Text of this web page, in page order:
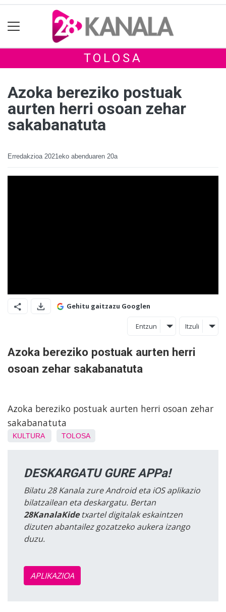
TOLOSA
Azoka bereziko postuak
aurten herri osoan zehar
sakabanatuta
Erredakzioa 2021eko abenduaren 20a
Gehitu gaitzazu Googlen
Entzun Itzuli
Azoka bereziko postuak aurten herri
osoan zehar sakabanatuta
Azoka bereziko postuak aurten herri osoan zehar
sakabanatuta
KULTURA TOLOSA
DESKARGATU GURE APPa!
Bilatu 28 Kanala zure Android eta iOS aplikazio
bilatzailean eta deskargatu. Bertan
28KanalaKidetxartel digitalak eskaintzen
dizuten abantailez gozatzeko aukera izango
duzu.
APLIKAZIOA